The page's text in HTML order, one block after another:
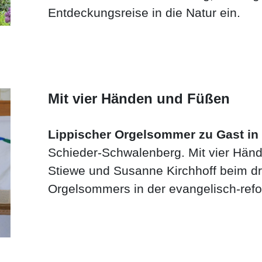
Entdeckungsreise in die Natur ein.
Mit vier Händen und Füßen
Lippischer Orgelsommer zu Gast in
Schieder-Schwalenberg. Mit vier
Stiewe und Susanne Kirchhoff beim
Orgelsommers in der evangelisch-